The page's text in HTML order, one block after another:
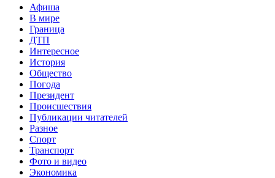
Афиша
В мире
Граница
ДТП
Интересное
История
Общество
Погода
Президент
Происшествия
Публикации читателей
Разное
Спорт
Транспорт
Фото и видео
Экономика